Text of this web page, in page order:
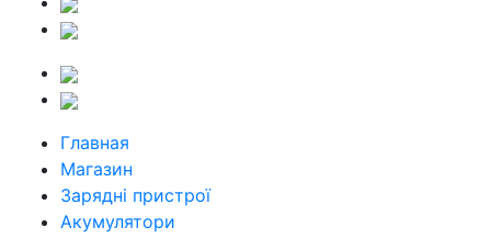
Главная
Магазин
Зарядні пристрої
Акумулятори